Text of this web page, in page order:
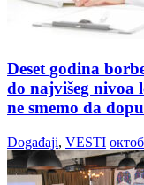
Deset godina
do najvišeg nivoa
ne smemo da
Događaji, VESTI